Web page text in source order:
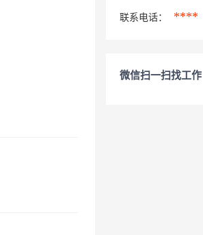
联系电话： ****
微信扫一扫找工作